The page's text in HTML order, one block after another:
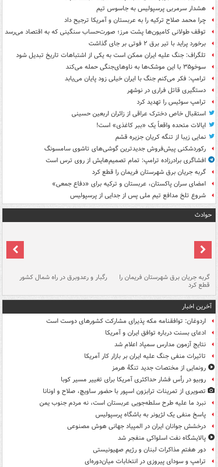
هشدار سرمربی پرسپولیس به جاسوس تیم
چرا محمد صلاح ترکیه را به عربستان و آمریکا ترجیح داد
توقف طولانی کامیون‌ها پشت مرز؛ صورت‌حساب سنگینی که به اقتصاد می‌رسد
برخورد پراید با تیر برق ۲ فوتی بر جای گذاشت
تلگراف: جنگ علیه ایران ممکن است به یکی از اشتباهات تاریخ تبدیل شود
سوخو۳۵ با این موشک‌ها به ناوهای‌جنگی حمله می‌کند
ترامپ: فکر می‌کنم جنگ با ایران خیلی زود پایان می‌یابد
دستگیری قاتل فراری در نوشهر
ترامپ سوئیس را تهدید کرد
استقبال خاص دخترک عراقی از زائران اربعین حسینی
ایالات متحده واقعاً یک «ببر کاغذی» است!
نمایی زیبا از تنگه کریان جزیره قشم
رکوردشکنی پیش‌فروش جدیدترین گوشی‌های تاشوی سامسونگ
افشاگری برادرزاده ترامپ: تمام تصمیم‌هایش از روی ترس است
گربه جریان برق شهرستان فریمان را قطع کرد
امضای سران پاکستان، عربستان و ترکیه برای «دفاع جمعی»
شروع تلخ مدافع تیم ملی پس از جدایی از پرسپولیس
حوادث
گربه جریان برق شهرستان فریمان را
قطع کرد
رگبار و رعدوبرق در راه شمال کشور
آخرین اخبار
اردوغان: توافقنامه مکه پذیرای مشارکت کشورهای دوست است
ادعای بسنت درباره توافق ایران و آمریکا
نتایج آزمون مدارس سمپاد اعلام شد
تاثیرات منفی جنگ علیه ایران بر بازار کار آمریکا
رونمایی از مختصات جدید تنگۀ هرمز
روبیو در رأس فشار حداکثری آمریکا برای تغییر مسیر کوبا
تصویری از تمرینات ترابزون اسپور با حضور ساویچ، صلاح و اونانا
نبرد ما علیه طرح سلطه‌جویی عربستان است، نه مردم جنوب یمن
پاسخ منفی یک لژیونر به باشگاه پرسپولیس
درخشش جوانان ایران در المپیاد جهانی هوش مصنوعی
پالایشگاه نفت اسلواکی منفجر شد
دور هفتم مذاکرات لبنان و رژیم صهیونیستی
ترامپ و سودای پیروزی در انتخابات میان‌دوره‌ای